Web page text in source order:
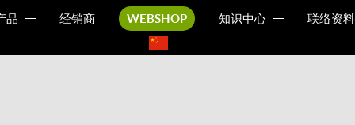
品 经销商 WEBSHOP 知识中心 联络资料